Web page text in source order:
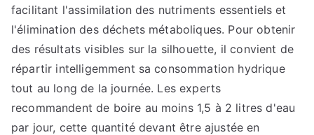
facilitant l'assimilation des nutriments essentiels et
l'élimination des déchets métaboliques. Pour obtenir
des résultats visibles sur la silhouette, il convient de
répartir intelligemment sa consommation hydrique
tout au long de la journée. Les experts
recommandent de boire au moins 1,5 à 2 litres d'eau
par jour, cette quantité devant être ajustée en